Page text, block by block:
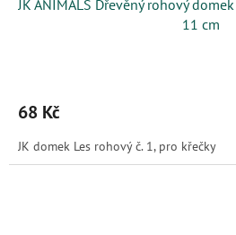
JK ANIMALS Dřevěný rohový
11 cm
68 Kč
JK domek Les rohový č. 1, pro křečky